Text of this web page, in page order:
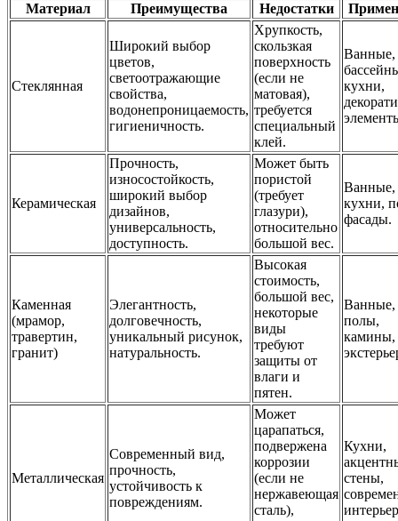
Материал Преимущества Недостатки
Стеклянная
Широкий выбор
цветов,
светоотражающие
свойства,
водонепроницаемость,
гигиеничность.
Хрупкость,
скользкая
поверхность
(если не
матовая),
требуется
специальный
клей.
Ванные,
кухни,
Керамическая
Прочность,
износостойкость,
широкий выбор
дизайнов,
универсальность,
доступность.
Может быть
пористой
(требует
глазури),
относительно
большой вес.
Ванные,
кухни,
фасады.
Каменная
(мрамор,
травертин,
гранит)
Элегантность,
долговечность,
уникальный рисунок,
натуральность.
Высокая
стоимость,
большой вес,
некоторые
виды
требуют
защиты от
влаги и
пятен.
Ванные,
полы,
камины,
Металлическая
Современный вид,
прочность,
устойчивость к
повреждениям.
Может
царапаться,
подвержена
коррозии
(если не
нержавеющая
сталь),
Кухни,
стены,